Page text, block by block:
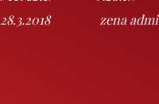
28.3.2018 zena